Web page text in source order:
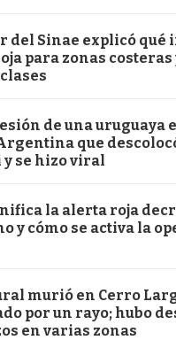
del Sinae explicó qué
para zonas costeras
de una uruguaya
que
y se hizo viral
la alerta roja
y cómo se activa la
murió en Cerro
por un rayo; hubo
en varias zonas